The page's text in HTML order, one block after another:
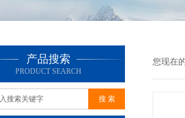
产品搜索
PRODUCT SEARCH
您现在